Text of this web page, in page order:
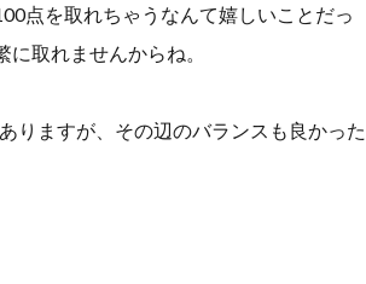
点を取れちゃうなんて嬉しいことだっ
取れませんからね。
りますが、その辺のバランスも良かった